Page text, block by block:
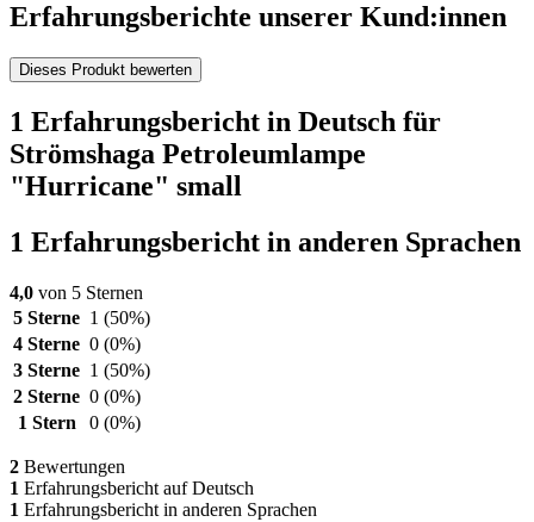
Erfahrungsberichte unserer Kund:innen
Dieses Produkt bewerten
1 Erfahrungsbericht in Deutsch für
Strömshaga Petroleumlampe
"Hurricane" small
1 Erfahrungsbericht in anderen Sprachen
4,0 von 5 Sternen
5 Sterne 1 (50%)
4 Sterne 0 (0%)
3 Sterne 1 (50%)
2 Sterne 0 (0%)
1 Stern
0 (0%)
2 Bewertungen
1 Erfahrungsbericht auf Deutsch
1 Erfahrungsbericht in anderen Sprachen